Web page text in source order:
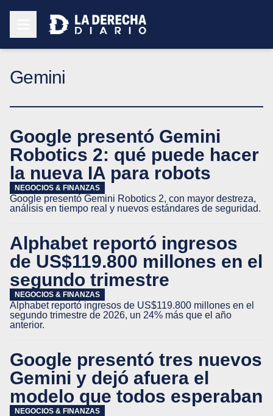
Gemini
Google presentó Gemini
Robotics 2: qué puede hacer
la nueva IA para robots
NEGOCIOS & FINANZAS
Google presentó Gemini Robotics 2, con mayor destreza,
análisis en tiempo real y nuevos estándares de seguridad.
Alphabet reportó ingresos
de US$119.800 millones en el
segundo trimestre
NEGOCIOS & FINANZAS
Alphabet reportó ingresos de US$119.800 millones en el
segundo trimestre de 2026, un 24% más que el año
anterior.
Google presentó tres nuevos
Gemini y dejó afuera el
modelo que todos esperaban
NEGOCIOS & FINANZAS